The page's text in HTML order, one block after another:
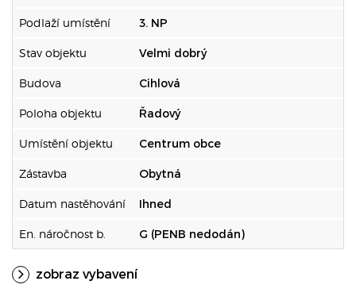
Podlaží umístění 3. NP
Stav objektu Velmi dobrý
Budova Cihlová
Poloha objektu Řadový
Umístění objektu Centrum obce
Zástavba Obytná
Datum nastěhování Ihned
En. náročnost b. G (PENB nedodán)
zobraz vybavení